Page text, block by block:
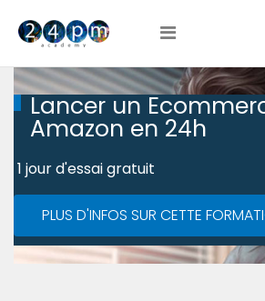
Lancer un
Amazon en 24h
1 jour d'essai gratuit
PLUS D'INFOS SUR CETTE